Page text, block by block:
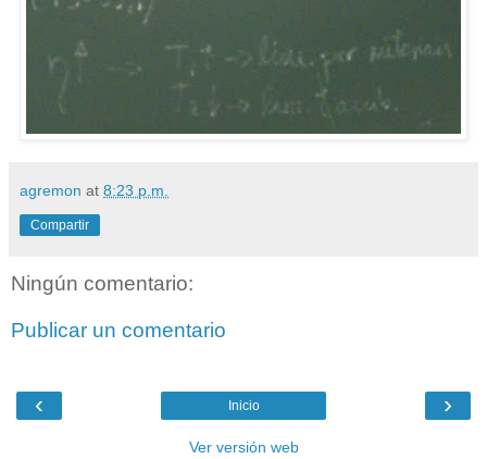
agremon at 8:23 p.m.
Compartir
Ningún comentario:
Publicar un comentario
‹ ›
Inicio
Ver versión web